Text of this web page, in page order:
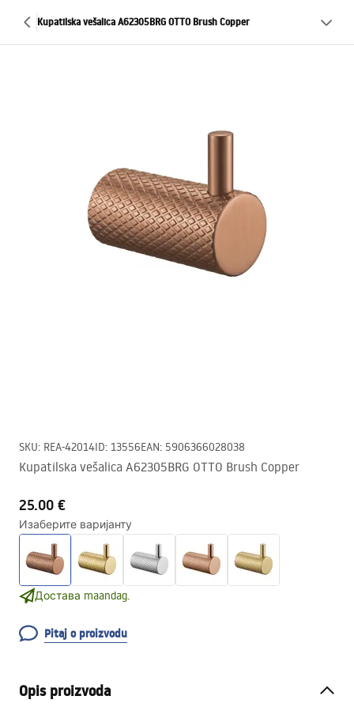
Kupatilska vešalica A62305BRG OTTO Brush Copper
SKU: REA-42014ID: 13556EAN: 5906366028038
Kupatilska vešalica A62305BRG OTTO Brush Copper
25.00 €
Изаберите варијанту
Достава maandag.
Pitaj o proizvodu
Opis proizvoda